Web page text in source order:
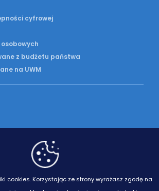
cyfrowej
z budżetu państwa
na UWM
cookies. Korzystając ze strony wyrażasz zgodę na